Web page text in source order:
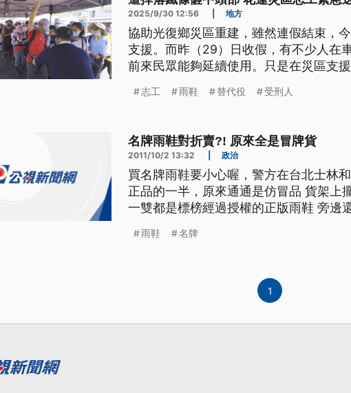
2025/9/30 12:56 地方
協助光復鄉災區重建，雖然連假結束，
支援。而昨（29）日收假，有不少人在
前來民眾能夠延續使用。只是在災區支
傷手術，今日還發生志工遭到施工掉落
志工 雨鞋 替代役 受刑人
名牌雨鞋對折賣?! 原來全是冒牌貨
2011/10/2 13:32 政治
買名牌雨鞋要小心喔，警方在台北士林
正品的一半，原來通通是仿冒品 貨架上擺著一雙雙印有國際知名品牌logo的鞋子 每
一雙都是標榜經過授權的正版雨鞋 旁邊
雨鞋 名牌
1